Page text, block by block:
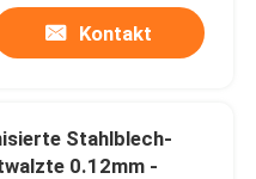
Kontakt
Stahlblech-
0.12mm -